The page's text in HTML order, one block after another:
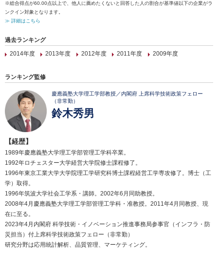
※総合得点が60.00点以上で、他人に薦めたくないと回答した人の割合が基準値以下の企業がラ
ンクイン対象となります。
≫ 詳細はこちら
過去ランキング
2014年度
2013年度 2012年度 2011年度 2009年度
ランキング監修
慶應義塾大学理工学部教授／内閣府 上席科学技術政策フェロー
（非常勤）
鈴木秀男
【経歴】
1989年慶應義塾大学理工学部管理工学科卒業。
1992年ロチェスター大学経営大学院修士課程修了。
1996年東京工業大学大学院理工学研究科博士課程経営工学専攻修了。博士（工
学）取得。
1996年筑波大学社会工学系・講師。2002年6月同助教授。
2008年4月慶應義塾大学理工学部管理工学科・准教授。2011年4月同教授、現
在に至る。
2023年4月内閣府 科学技術・イノベーション推進事務局参事官（インフラ・防
災担当）付上席科学技術政策フェロー（非常勤）
研究分野は応用統計解析、品質管理、マーケティング。